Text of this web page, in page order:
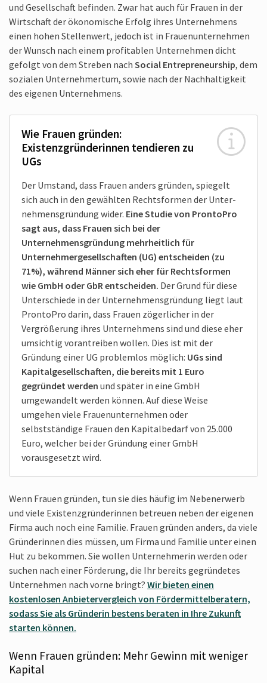
und Gesellschaft befinden. Zwar hat auch für Frauen in der
Wirtschaft der ökonomische Erfolg ihres Unternehmens
einen hohen Stellenwert, jedoch ist in Frauenunternehmen
der Wunsch nach einem profitablen Unternehmen dicht
gefolgt von dem Streben nach Social Entrepreneurship, dem
sozialen Unternehmer­tum, sowie nach der Nachhaltigkeit
des eigenen Unternehmens.
Wie Frauen gründen:
Existenzgründerinnen tendieren zu
UGs
Der Umstand, dass Frauen anders gründen, spiegelt
sich auch in den gewählten Rechtsformen der Unter­
nehmens­gründung wider. Eine Studie von ProntoPro
sagt aus, dass Frauen sich bei der
Unternehmensgründung mehrheitlich für
Unternehmer­gesellschaften (UG) entscheiden (zu
71%), während Männer sich eher für Rechts­formen
wie GmbH oder GbR entscheiden. Der Grund für diese
Unterschiede in der Unternehmensgründung liegt laut
ProntoPro darin, dass Frauen zögerlicher in der
Vergrößerung ihres Unternehmens sind und diese eher
umsichtig vorantreiben wollen. Dies ist mit der
Gründung einer UG problemlos möglich: UGs sind
Kapital­gesell­schaften, die bereits mit 1 Euro
gegründet werden und später in eine GmbH
umgewandelt werden können. Auf diese Weise
umgehen viele Frauen­unternehmen oder
selbstständige Frauen den Kapitalbedarf von 25.000
Euro, welcher bei der Gründung einer GmbH
vorausgesetzt wird.
Wenn Frauen gründen, tun sie dies häufig im Nebenerwerb
und viele Existenz­gründerinnen betreuen neben der eigenen
Firma auch noch eine Familie. Frauen gründen anders, da viele
Gründerinnen dies müssen, um Firma und Familie unter einen
Hut zu bekommen. Sie wollen Unternehmerin werden oder
suchen nach einer Förderung, die Ihr bereits gegründetes
Unter­nehmen nach vorne bringt? Wir bieten einen
kostenlosen Anbietervergleich von Fördermittelberatern,
sodass Sie als Gründerin bestens beraten in Ihre Zukunft
starten können.
Wenn Frauen gründen: Mehr Gewinn mit weniger
Kapital